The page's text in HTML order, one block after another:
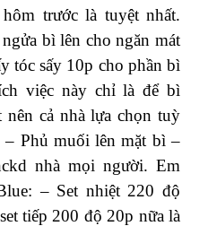
trước là tuyệt nhất.
bì lên cho ngăn mát
tóc sấy 10p cho phần bì
việc này chỉ là để bì
cả nhà lựa chọn tuỳ
– Phủ muối lên mặt bì –
nhà mọi người. Em
– Set nhiệt 220 độ
tiếp 200 độ 20p nữa là